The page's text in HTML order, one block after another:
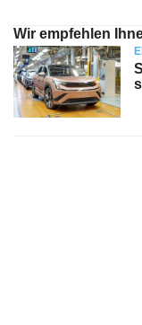
Wir empfehlen